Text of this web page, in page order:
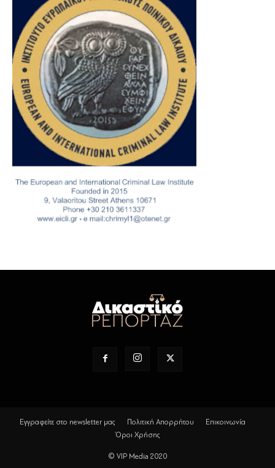
Εγγραφείτε στο newsletter μας Πολιτική Απορρήτου
Επικοινωνία
Όροι Χρήσης
© VIP Media 2020